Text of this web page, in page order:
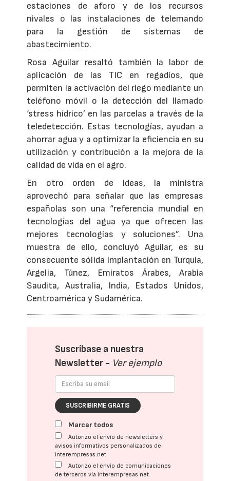
estaciones de aforo y de los recursos
nivales o las instalaciones de telemando
para la gestión de sistemas de
abastecimiento.
Rosa Aguilar resaltó también la labor de
aplicación de las TIC en regadíos, que
permiten la activación del riego mediante un
teléfono móvil o la detección del llamado
‘stress hídrico’ en las parcelas a través de la
teledetección. Estas tecnologías, ayudan a
ahorrar agua y a optimizar la eficiencia en su
utilización y contribución a la mejora de la
calidad de vida en el agro.
En otro orden de ideas, la ministra
aprovechó para señalar que las empresas
españolas son una “referencia mundial en
tecnologías del agua ya que ofrecen las
mejores tecnologías y soluciones”. Una
muestra de ello, concluyó Aguilar, es su
consecuente sólida implantación en Turquía,
Argelia, Túnez, Emiratos Árabes, Arabia
Saudita, Australia, India, Estados Unidos,
Centroamérica y Sudamérica.
Suscríbase a nuestra
Newsletter - Ver ejemplo
SUSCRIBIRME GRATIS
Marcar todos
Autorizo el envío de newsletters y
avisos informativos personalizados de
interempresas.net
Autorizo el envío de comunicaciones
de terceros vía interempresas.net